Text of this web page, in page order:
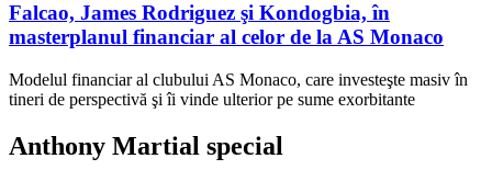
Falcao, James Rodriguez şi Kondogbia, în
masterplanul financiar al celor de la AS Monaco
Modelul financiar al clubului AS Monaco, care investeşte masiv în
tineri de perspectivă şi îi vinde ulterior pe sume exorbitante
Anthony Martial special